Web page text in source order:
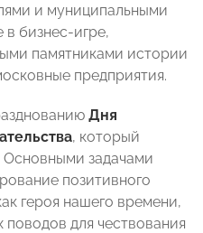
и муниципальными
в бизнес-игре,
памятниками истории
предприятия.
Дня
, который
задачами
позитивного
героя нашего времени,
для чествования